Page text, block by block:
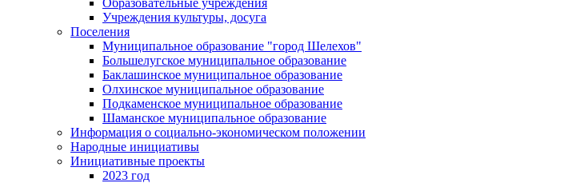
Учреждения культуры, досуга
Поселения
Муниципальное образование "город Шелехов"
Большелугское муниципальное образование
Баклашинское муниципальное образование
Олхинское муниципальное образование
Подкаменское муниципальное образование
Шаманское муниципальное образование
Информация о социально-экономическом положении
Народные инициативы
Инициативные проекты
2023 год